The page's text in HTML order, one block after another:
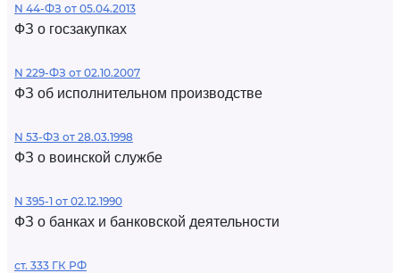
N 44-ФЗ от 05.04.2013
ФЗ о госзакупках
N 229-ФЗ от 02.10.2007
ФЗ об исполнительном производстве
N 53-ФЗ от 28.03.1998
ФЗ о воинской службе
N 395-1 от 02.12.1990
ФЗ о банках и банковской деятельности
ст. 333 ГК РФ